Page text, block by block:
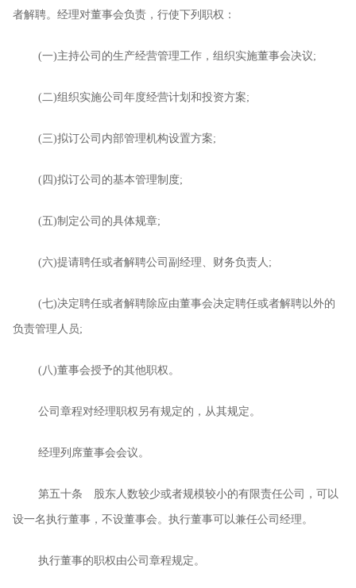
者解聘。经理对董事会负责，行使下列职权：
(一)主持公司的生产经营管理工作，组织实施董事会决议;
(二)组织实施公司年度经营计划和投资方案;
(三)拟订公司内部管理机构设置方案;
( 四)拟订公司的基本管理制度;
(五)制定公司的具体规章;
(六)提请聘任或者解聘公司副经理、财务负责人 ;
(七)决定聘任或者解聘除应由董事会决定聘任或者解聘以外的
负责管理人员;
( 八)董事会授予的其他职权。
公司章程对经理职权另有规定的，从其规定。
经理列席董事会会议。
第五十条 股东人数较少或者规模较小的有限责任公司，可以
设一名执行董事，不设董事会。执行董事可以兼任公司经理。
执行董事的职权由公司章程规定。